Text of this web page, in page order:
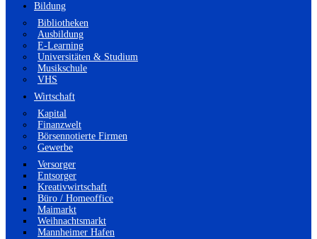
Bildung
Bibliotheken
Ausbildung
E-Learning
Universitäten & Studium
Musikschule
VHS
Wirtschaft
Kapital
Finanzwelt
Börsennotierte Firmen
Gewerbe
Versorger
Entsorger
Kreativwirtschaft
Büro / Homeoffice
Maimarkt
Weihnachtsmarkt
Mannheimer Hafen